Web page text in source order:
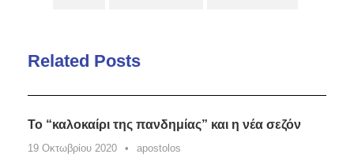
Related Posts
Το “καλοκαίρι της πανδημίας” και η νέα σεζόν
19 Οκτωβρίου 2020 • apostolos